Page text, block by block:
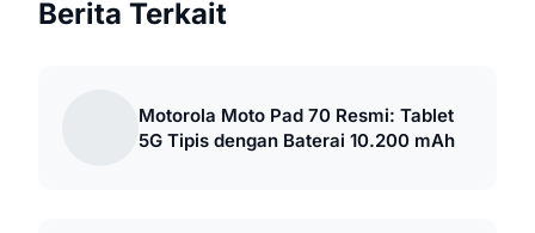
Berita Terkait
Motorola Moto Pad 70 Resmi: Tablet
5G Tipis dengan Baterai 10.200 mAh